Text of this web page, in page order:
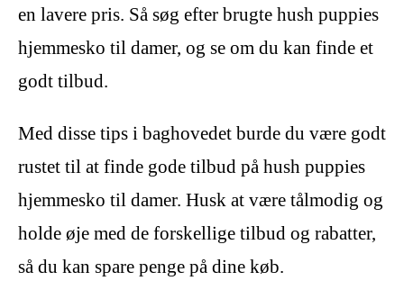
en lavere pris. Så søg efter brugte hush puppies
hjemmesko til damer, og se om du kan finde et
godt tilbud.
Med disse tips i baghovedet burde du være godt
rustet til at finde gode tilbud på hush puppies
hjemmesko til damer. Husk at være tålmodig og
holde øje med de forskellige tilbud og rabatter,
så du kan spare penge på dine køb.